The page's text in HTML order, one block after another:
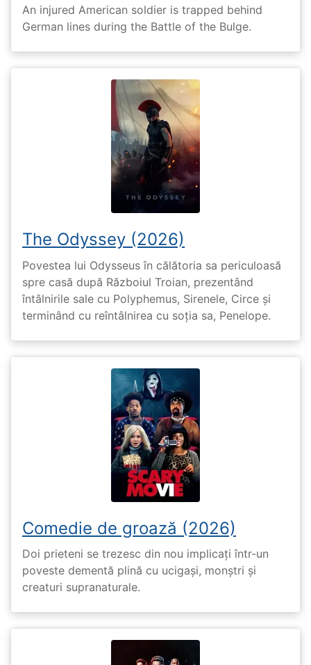
An injured American soldier is trapped behind
German lines during the Battle of the Bulge.
The Odyssey (2026)
Povestea lui Odysseus în călătoria sa periculoasă
spre casă după Războiul Troian, prezentând
întâlnirile sale cu Polyphemus, Sirenele, Circe și
terminând cu reîntâlnirea cu soția sa, Penelope.
Comedie de groază (2026)
Doi prieteni se trezesc din nou implicați într-un
poveste dementă plină cu ucigași, monștri și
creaturi supranaturale.